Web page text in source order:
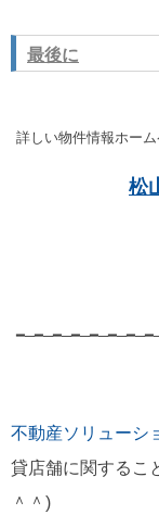
最後に
詳しい物件情報ホー
松
不動産ソリューシ
貸店舗に関するこ
＾＾)